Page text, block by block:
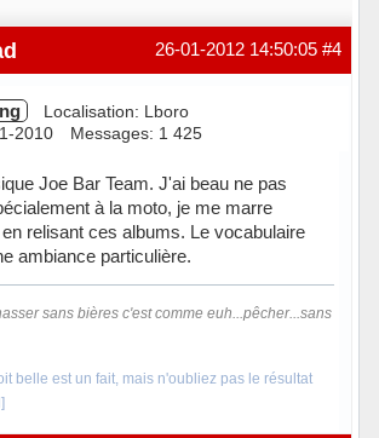
#4
26-01-2012 14:50:05
Localisation: Lboro
2010
Messages: 1 425
Joe Bar Team. J'ai beau ne pas
à la moto, je me marre
relisant ces albums. Le vocabulaire
ambiance particulière.
sans bières c'est comme euh...pêcher...sans
belle est un fait, mais n'oubliez pas le résultat